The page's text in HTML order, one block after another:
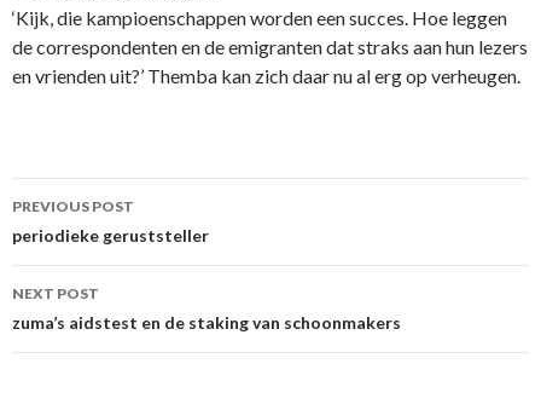
‘Kijk, die kampioenschappen worden een succes. Hoe leggen
de correspondenten en de emigranten dat straks aan hun lezers
en vrienden uit?’ Themba kan zich daar nu al erg op verheugen.
Post
navigation
PREVIOUS POST
periodieke geruststeller
NEXT POST
zuma’s aidstest en de staking van schoonmakers